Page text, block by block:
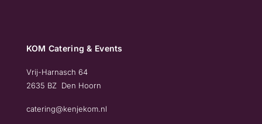
KOM Catering & Events
Vrij-Harnasch 64
2635 BZ Den Hoorn
catering@kenjekom.nl